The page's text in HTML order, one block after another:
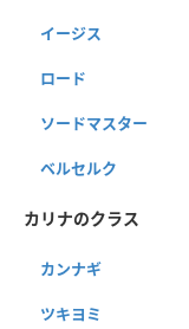
イージス
ロード
ソードマスター
ベルセルク
カリナのクラス
カンナギ
ツキヨミ